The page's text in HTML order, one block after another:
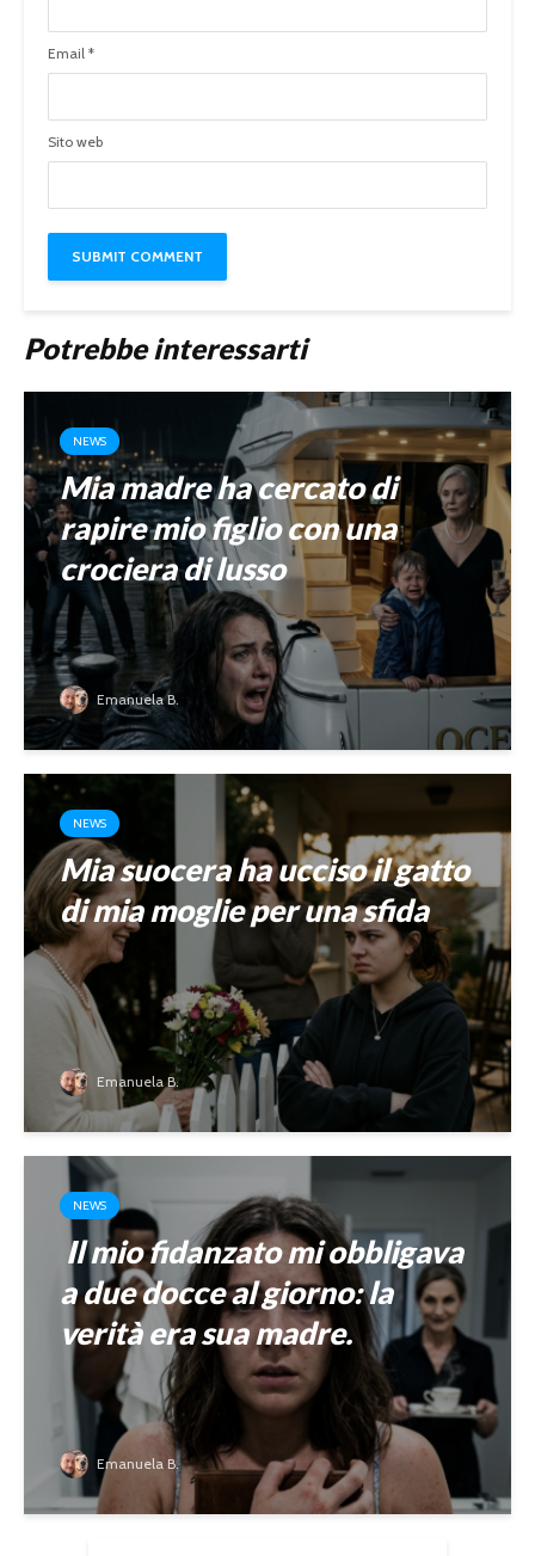
Email *
Sito web
Potrebbe interessarti
NEWS
Mia madre ha cercato di
rapire mio figlio con una
crociera di lusso
Emanuela B.
NEWS
Mia suocera ha ucciso il gatto
di mia moglie per una sfida
Emanuela B.
NEWS
Il mio fidanzato mi obbligava
a due docce al giorno: la
verità era sua madre.
Emanuela B.